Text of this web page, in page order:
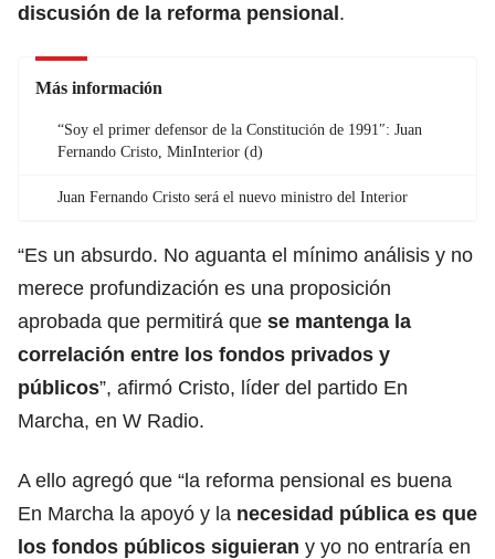
discusión de la reforma pensional.
Más información
“Soy el primer defensor de la Constitución de 1991″: Juan
Fernando Cristo, MinInterior (d)
Juan Fernando Cristo será el nuevo ministro del Interior
“Es un absurdo. No aguanta el mínimo análisis y no
merece profundización es una proposición
aprobada que permitirá que se mantenga la
correlación entre los fondos privados y
públicos”, afirmó Cristo, líder del partido En
Marcha, en W Radio.
A ello agregó que “la reforma pensional es buena
En Marcha la apoyó y la necesidad pública es que
los fondos públicos siguieran y yo no entraría en